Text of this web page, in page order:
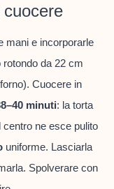
mani e incorporarle
da 22 cm
Cuocere in
minuti: la torta
ne esce pulito
uniforme. Lasciarla
Spolverare con